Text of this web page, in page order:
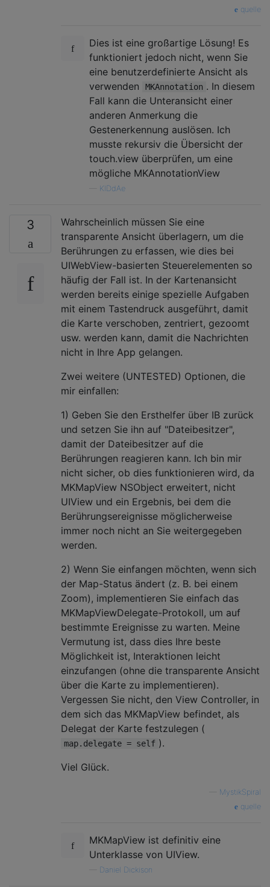
quelle
Dies ist eine großartige Lösung! Es
funktioniert jedoch nicht, wenn Sie
eine benutzerdefinierte Ansicht als
verwenden
MKAnnotation . In diesem
Fall kann die Unteransicht einer
anderen Anmerkung die
Gestenerkennung auslösen. Ich
musste rekursiv die Übersicht der
touch.view überprüfen, um eine
mögliche MKAnnotationView
KIDdAe
3
Wahrscheinlich müssen Sie eine
transparente Ansicht überlagern, um die
Berührungen zu erfassen, wie dies bei
UIWebView-basierten Steuerelementen so
häufig der Fall ist. In der Kartenansicht
werden bereits einige spezielle Aufgaben
mit einem Tastendruck ausgeführt, damit
die Karte verschoben, zentriert, gezoomt
usw. werden kann, damit die Nachrichten
nicht in Ihre App gelangen.
Zwei weitere (UNTESTED) Optionen, die
mir einfallen:
1) Geben Sie den Ersthelfer über IB zurück
und setzen Sie ihn auf "Dateibesitzer",
damit der Dateibesitzer auf die
Berührungen reagieren kann. Ich bin mir
nicht sicher, ob dies funktionieren wird, da
MKMapView NSObject erweitert, nicht
UIView und ein Ergebnis, bei dem die
Berührungsereignisse möglicherweise
immer noch nicht an Sie weitergegeben
werden.
2) Wenn Sie einfangen möchten, wenn sich
der Map-Status ändert (z. B. bei einem
Zoom), implementieren Sie einfach das
MKMapViewDelegate-Protokoll, um auf
bestimmte Ereignisse zu warten. Meine
Vermutung ist, dass dies Ihre beste
Möglichkeit ist, Interaktionen leicht
einzufangen (ohne die transparente Ansicht
über die Karte zu implementieren).
Vergessen Sie nicht, den View Controller, in
dem sich das MKMapView befindet, als
Delegat der Karte festzulegen (
map.delegate = self ).
Viel Glück.
MystikSpiral
quelle
MKMapView ist definitiv eine
Unterklasse von UIView.
Daniel Dickison